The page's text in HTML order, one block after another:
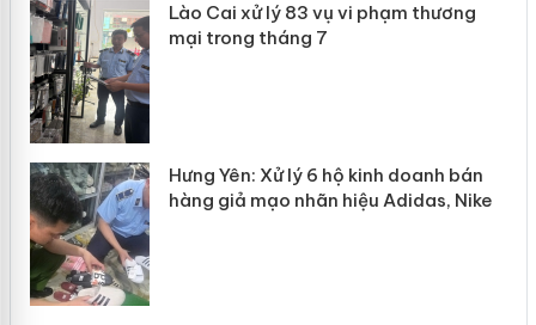
Lào Cai xử lý 83 vụ vi phạm thương
mại trong tháng 7
Hưng Yên: Xử lý 6 hộ kinh doanh bán
hàng giả mạo nhãn hiệu Adidas, Nike